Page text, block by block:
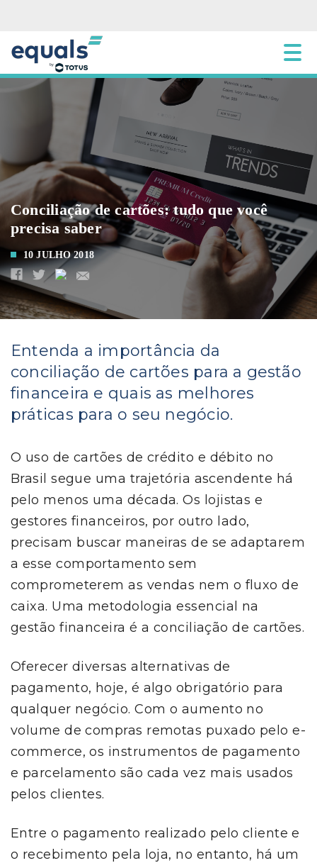
Conciliação de cartões: tudo que você
precisa saber
10 JULHO 2018
Entenda a importância da
conciliação de cartões para a gestão
financeira e quais as melhores
práticas para o seu negócio.
O uso de cartões de crédito e débito no
Brasil segue uma trajetória ascendente há
pelo menos uma década. Os lojistas e
gestores financeiros, por outro lado,
precisam buscar maneiras de se adaptarem
a esse comportamento sem
comprometerem as vendas nem o fluxo de
caixa. Uma metodologia essencial na
gestão financeira é a conciliação de cartões.
Oferecer diversas alternativas de
pagamento, hoje, é algo obrigatório para
qualquer negócio. Com o aumento no
volume de compras remotas puxado pelo e-
commerce, os instrumentos de pagamento
e parcelamento são cada vez mais usados
pelos clientes.
Entre o pagamento realizado pelo cliente e
o recebimento pela loja, no entanto, há um